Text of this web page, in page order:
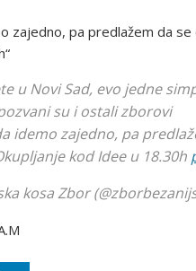
zajedno, pa predlažem da
u Novi Sad, evo jedne
su i ostali zborovi
idemo zajedno, pa
kod Idee u 18.30h
kosa Zbor